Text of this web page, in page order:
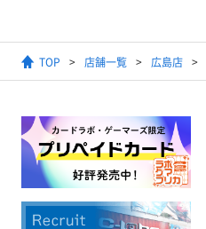
TOP 店舗一覧 広島店